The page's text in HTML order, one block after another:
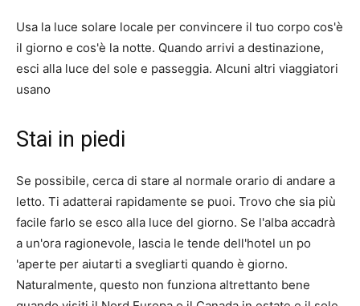
Usa la luce solare locale per convincere il tuo corpo cos'è
il giorno e cos'è la notte. Quando arrivi a destinazione,
esci alla luce del sole e passeggia. Alcuni altri viaggiatori
usano
Stai in piedi
Se possibile, cerca di stare al normale orario di andare a
letto. Ti adatterai rapidamente se puoi. Trovo che sia più
facile farlo se esco alla luce del giorno. Se l'alba accadrà
a un'ora ragionevole, lascia le tende dell'hotel un po
'aperte per aiutarti a svegliarti quando è giorno.
Naturalmente, questo non funziona altrettanto bene